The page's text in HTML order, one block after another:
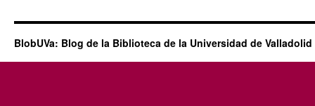
BlobUVa: Blog de la Biblioteca de la Universidad de Valladolid